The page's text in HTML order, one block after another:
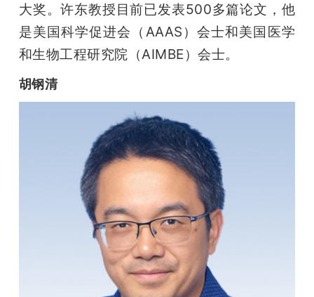
大奖。许东教授目前已发表500多篇论文，他
是美国科学促进会（AAAS）会士和美国医学
和生物工程研究院（AIMBE）会士。
胡钢清